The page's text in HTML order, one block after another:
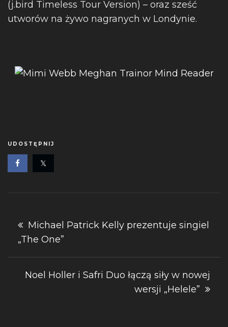
(j.bird Timeless Tour Version) – oraz sześć
utworów na żywo nagranych w Londynie.
UDOSTĘPNIJ
Nawigacja
wpisu
Michael Patrick Kelly prezentuje singiel
„The One”
Noel Holler i Safri Duo łączą siły w nowej
wersji „Helele”